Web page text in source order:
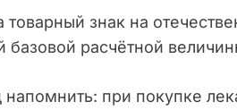
товарный знак на
расчётной
при покупке